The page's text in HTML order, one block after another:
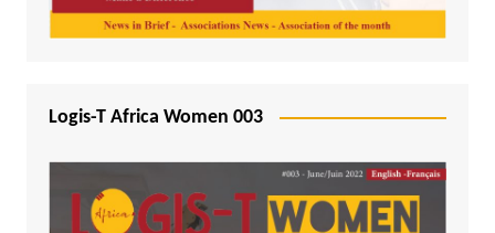
Logis-T Africa Women 003